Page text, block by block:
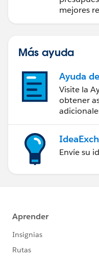
mejores
Más ayuda
Ayuda
Visite la
obtener
Envíe su